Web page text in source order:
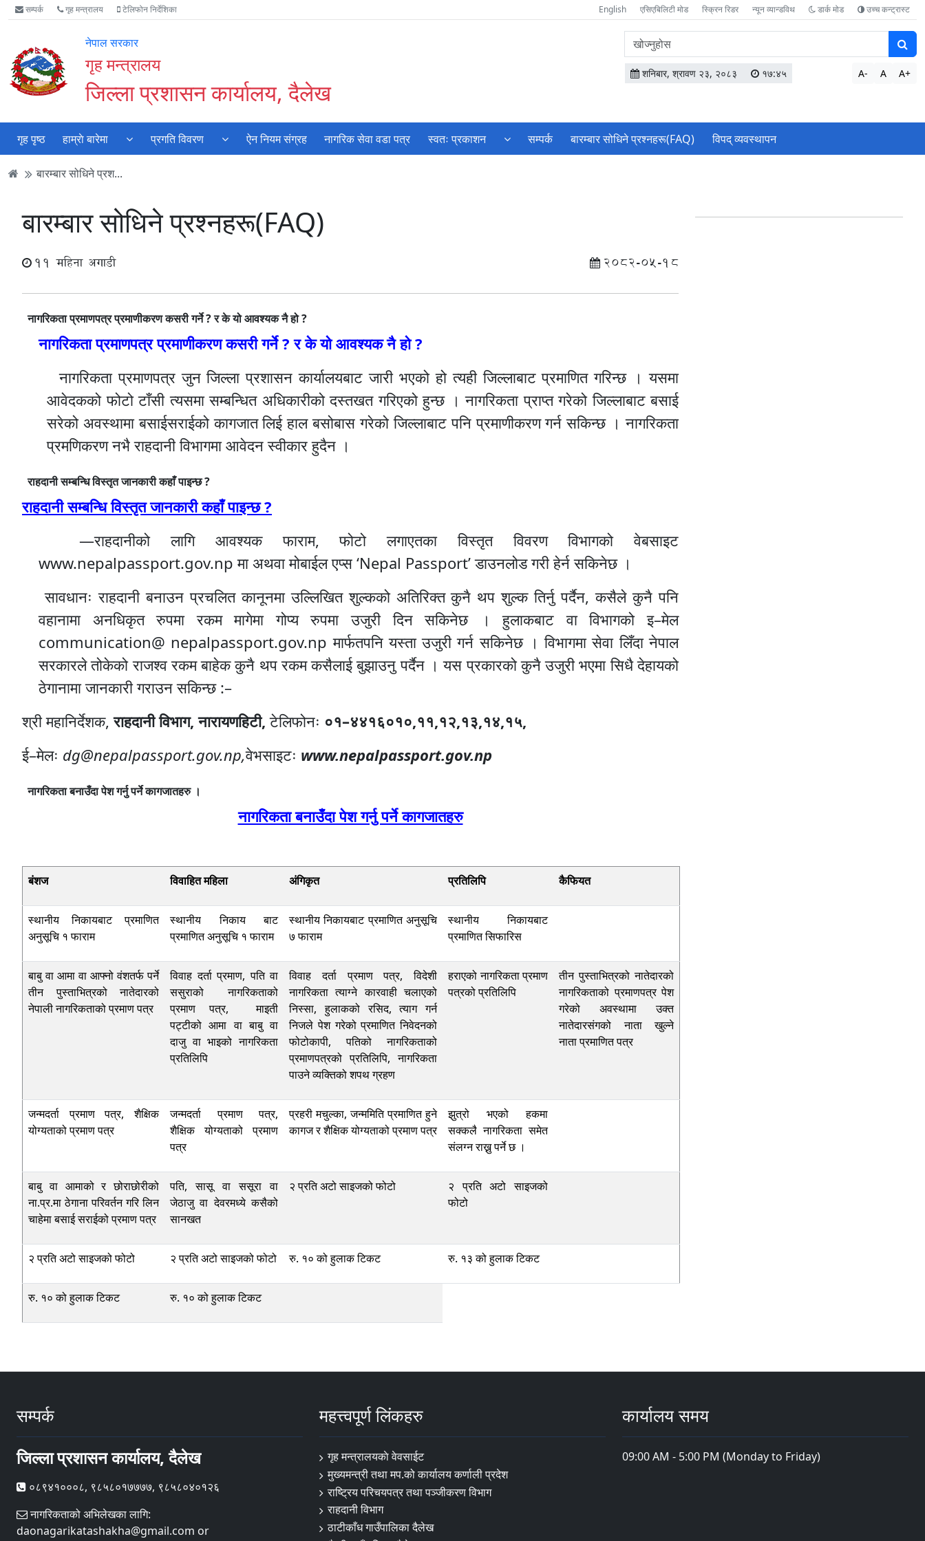
Accessibility
Mode
गर्नुहोस्
मुख्य
सामाग्री
मुख्य
नेभिगेसन
वेबसाइट
खोजमा
सम्पर्क गृह मन्त्रालय टेलिफोन निर्देशिका English एसिएबिलिटी मोड स्क्रिन रिडर न्यून व्यान्डविथ डार्क मोड उच्च कन्ट्रास्ट
नेपाल सरकार
गृह मन्त्रालय
जिल्ला प्रशासन कार्यालय, दैलेख
वेबसाइटमा
सामग्री
खोज्नुहोस
शनिबार, श्रावण २३, २०८३ १७:४५ A- A A+
गृह पृष्ठ हाम्राे बारेमा प्रगति विवरण ऐन नियम संग्रह नागरिक सेवा वडा पत्र स्वतः प्रकाशन सम्पर्क बारम्बार सोधिने प्रश्नहरू(FAQ) विपद् व्यवस्थापन
बारम्बार सोधिने प्रश...
बारम्बार सोधिने प्रश्नहरू(FAQ)
11 महिना अगाडी 2082-05-18
नागरिकता प्रमाणपत्र प्रमाणीकरण कसरी गर्ने ? र के यो आवश्यक नै हो ?
नागरिकता प्रमाणपत्र प्रमाणीकरण कसरी गर्ने? र के यो आवश्यक नै हो ?
नागरिकता प्रमाणपत्र जुन जिल्ला प्रशासन कार्यालयबाट जारी भएको हो त्यही जिल्लाबाट प्रमाणित गरिन्छ । यसमा
आवेदकको फोटो टाँसी त्यसमा सम्बन्धित अधिकारीको दस्तखत गरिएको हुन्छ । नागरिकता प्राप्त गरेको जिल्लाबाट बसाई
सरेको अवस्थामा बसाईसराईको कागजात लिई हाल बसोबास गरेको जिल्लाबाट पनि प्रमाणीकरण गर्न सकिन्छ । नागरिकता
प्रमणिकरण नभै राहदानी विभागमा आवेदन स्वीकार हुदैन ।
राहदानी सम्बन्धि विस्तृत जानकारी कहाँ पाइन्छ ?
राहदानी सम्बन्धि विस्तृत जानकारी कहाँ पाइन्छ?
—राहदानीको लागि आवश्यक फाराम, फोटो लगाएतका विस्तृत विवरण विभागको वेबसाइट
www.nepalpassport.gov.np मा अथवा मोबाईल एप्स ‘Nepal Passport’ डाउनलोड गरी हेर्न सकिनेछ ।
सावधानः राहदानी बनाउन प्रचलित कानूनमा उल्लिखित शुल्कको अतिरिक्त कुनै थप शुल्क तिर्नु पर्दैन, कसैले कुनै पनि
वहानामा अनधिकृत रुपमा रकम मागेमा गोप्य रुपमा उजुरी दिन सकिनेछ । हुलाकबाट वा विभागको इ–मेल
communication@ nepalpassport.gov.np मार्फतपनि यस्ता उजुरी गर्न सकिनेछ । विभागमा सेवा लिँदा नेपाल
सरकारले तोकेको राजश्व रकम बाहेक कुनै थप रकम कसैलाई बुझाउनु पर्दैन । यस प्रकारको कुनै उजुरी भएमा सिधै देहायको
ठेगानामा जानकारी गराउन सकिन्छ :–
श्री महानिर्देशक,राहदानी विभाग, नारायणहिटी,टेलिफोनः ०१–४४१६०१०,११,१२,१३,१४,१५,
ई–मेलः dg@nepalpassport.gov.np,वेभसाइटः www.nepalpassport.gov.np
नागरिकता बनाउँदा पेश गर्नु पर्ने कागजातहरु ।
नागरिकता बनाउँदा पेश गर्नु पर्ने कागजातहरु
बंशज विवाहित महिला अंगिकृत प्रतिलिपि कैफियत
स्थानीय निकायबाट प्रमाणित
अनुसूचि १ फाराम
स्थानीय निकाय बाट
प्रमाणित अनुसूचि १ फाराम
स्थानीय निकायबाट प्रमाणित अनुसूचि
७ फाराम
स्थानीय निकायबाट
प्रमाणित सिफारिस
बाबु वा आमा वा आफ्नो वंशतर्फ पर्ने
तीन पुस्ताभित्रको नातेदारको
नेपाली नागरिकताको प्रमाण पत्र
विवाह दर्ता प्रमाण, पति वा
ससुराको नागरिकताको
प्रमाण पत्र, माइती
पट्टीको आमा वा बाबु वा
दाजु वा भाइको नागरिकता
प्रतिलिपि
विवाह दर्ता प्रमाण पत्र, विदेशी
नागरिकता त्याग्ने कारवाही चलाएको
निस्सा, हुलाकको रसिद, त्याग गर्न
निजले पेश गरेको प्रमाणित निवेदनको
फोटोकापी, पतिको नागरिकताको
प्रमाणपत्रको प्रतिलिपि, नागरिकता
पाउने व्यक्तिको शपथ ग्रहण
हराएको नागरिकता प्रमाण
पत्रको प्रतिलिपि
तीन पुस्ताभित्रको नातेदारको
नागरिकताको प्रमाणपत्र पेश
गरेको अवस्थामा उक्त
नातेदारसंगको नाता खुल्ने
नाता प्रमाणित पत्र
जन्मदर्ता प्रमाण पत्र, शैक्षिक
योग्यताको प्रमाण पत्र
जन्मदर्ता प्रमाण पत्र,
शैक्षिक योग्यताको प्रमाण
पत्र
प्रहरी मचुल्का, जन्ममिति प्रमाणित हुने
कागज र शैक्षिक योग्यताको प्रमाण पत्र
झुत्रो भएको हकमा
सक्कलै नागरिकता समेत
संलग्न राख्नु पर्ने छ ।
बाबु वा आमाको र छोराछोरीको
ना.प्र.मा ठेगाना परिवर्तन गरि लिन
चाहेमा बसाई सराईको प्रमाण पत्र
पति, सासू वा ससूरा वा
जेठाजु वा देवरमध्ये कसैको
सानखत
२ प्रति अटो साइजको फोटो
२ प्रति अटो साइजको
फोटो
२ प्रति अटो साइजको फोटो २ प्रति अटो साइजको फोटो रु. १० को हुलाक टिकट रु. १३ को हुलाक टिकट
रु. १० को हुलाक टिकट रु. १० को हुलाक टिकट
सम्पर्क
जिल्ला प्रशासन कार्यालय, दैलेख
०८९४१०००८, ९८५८०१७७७७, ९८५८०४०१२६
नागरिकताको अभिलेखका लागि:
daonagarikatashakha@gmail.com or
महत्त्वपूर्ण लिंकहरु
गृह मन्त्रालयकाे वेवसाईट
मुख्यमन्त्री तथा मप.को कार्यालय कर्णाली प्रदेश
राष्ट्रिय परिचयपत्र तथा पञ्जीकरण विभाग
राहदानी विभाग
ठाटीकाँध गाउँपालिका दैलेख
कार्यालय समय
09:00 AM - 5:00 PM (Monday to Friday)